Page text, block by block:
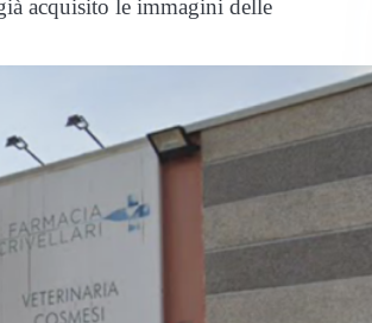
acquisito le immagini delle